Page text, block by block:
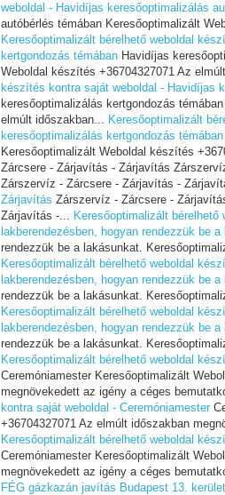
weboldal - Havidíjas keresőoptimalizálás
autóbérlés témában Keresőoptimalizált
Keresőoptimalizált bérelhető weboldal
kertgondozás témában Havidíjas
Weboldal készítés +36704327071 Az
készítés kontra saját weboldal - Havidíjas
keresőoptimalizálás kertgondozás
elmúlt időszakban... Keresőoptimalizált
keresőoptimalizálás kertgondozás témában
Keresőoptimalizált Weboldal készítés
Zárcsere - Zárjavítás - Zárjavítás
Zárszervíz - Zárcsere - Zárjavítás -
Zárjavítás Zárszervíz - Zárcsere -
Zárjavítás -... Keresőoptimalizált
lakberendezésben, hogyan rendezzük be a
rendezzük be a lakásunkat.
Keresőoptimalizált bérelhető weboldal
lakberendezésben, hogyan rendezzük be a
rendezzük be a lakásunkat.
Keresőoptimalizált bérelhető weboldal
lakberendezésben, hogyan rendezzük be a
rendezzük be a lakásunkat.
Keresőoptimalizált bérelhető weboldal
Ceremóniamester Keresőoptimalizált
megnövekedett az igény a céges
kontra saját weboldal - Ceremóniamester
+36704327071 Az elmúlt időszakban
Keresőoptimalizált bérelhető weboldal
Ceremóniamester Keresőoptimalizált
megnövekedett az igény a céges
FÉG gázkazán javítás Budapest 13.